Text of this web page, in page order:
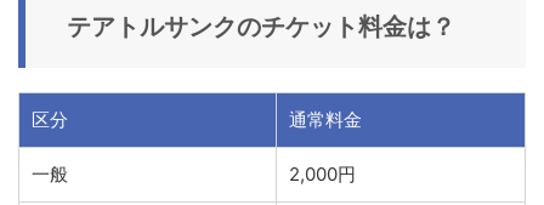
テアトルサンクのチケット料金は？
区分 通常料金
一般 2,000円